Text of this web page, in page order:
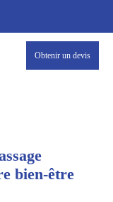
Obtenir un devis
bien-être